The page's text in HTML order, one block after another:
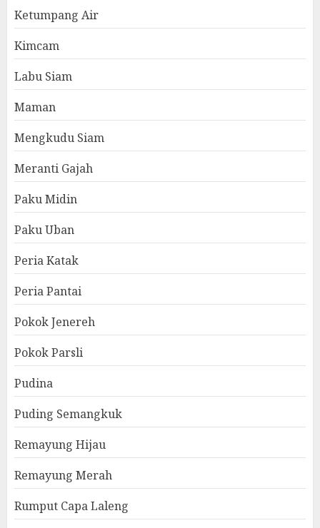
Ketumpang Air
Kimcam
Labu Siam
Maman
Mengkudu Siam
Meranti Gajah
Paku Midin
Paku Uban
Peria Katak
Peria Pantai
Pokok Jenereh
Pokok Parsli
Pudina
Puding Semangkuk
Remayung Hijau
Remayung Merah
Rumput Capa Laleng